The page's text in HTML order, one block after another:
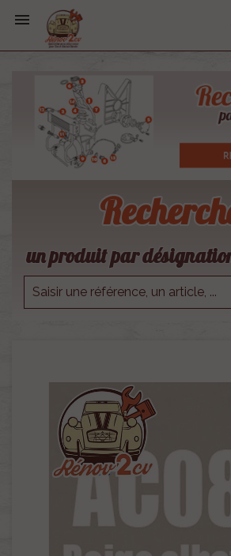

un produit par